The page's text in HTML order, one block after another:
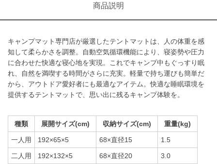
商品説明
キャンプマット専門店が厳選したテントマットは、人の体重を感
知して柔らかさを調整。自動空気循環機能により、寝姿勢や圧力
に合わせた快適な寝心地を実現。これでキャンプ中もぐっすり眠
れ、自然を満喫する時間がさらに充実。軽量で持ち運びも簡単だ
から、アウトドア愛好者にも最適なアイテム。快適な睡眠環境を
提供するテントマットで、思い出に残るキャンプ体験を。
種類 展開サイズ(cm) 収納サイズ(cm) 重量(kg)
一人用 192×65×5 68×直径15 1.5
二人用 192×132×5 68×直径20 3.0